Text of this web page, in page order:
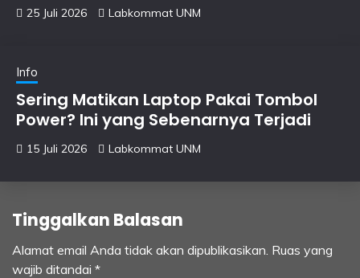
25 Juli 2026 Labkommat UNM
Info
Sering Matikan Laptop Pakai Tombol
Power? Ini yang Sebenarnya Terjadi
15 Juli 2026 Labkommat UNM
Tinggalkan Balasan
Alamat email Anda tidak akan dipublikasikan. Ruas yang
wajib ditandai *